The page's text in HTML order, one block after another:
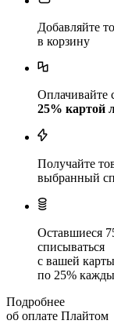
Добавляйте
в корзину
Оплачивайте
25% картой
Получайте
выбранный
Оставшиеся
списываться
с вашей карты
по 25%
Подробнее
об оплате Плайтом